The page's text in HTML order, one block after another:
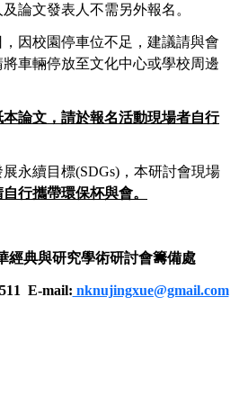
論文發表人不需另外報名。
因校園停車位不足，建議請與會
車輛停放至文化中心或學校周邊
本論文，請於報名活動現場者自行
永續目標(SDGs)，本研討會現場
行攜帶環保杯與會。
經典與研究學術研討會籌備處
E-mail: nknujingxue@gmail.com